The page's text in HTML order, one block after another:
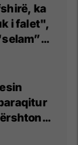
ka
i falet",